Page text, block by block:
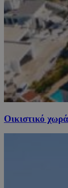
Οικιστικό